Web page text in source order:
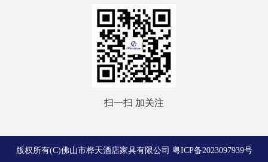
扫一扫 加关注
版权所有(C)佛山市桦天酒店家具有限公司 粤ICP备2023097939号